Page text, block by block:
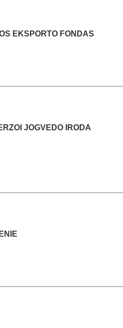
EKSPORTO FONDAS
JOGVEDO IRODA